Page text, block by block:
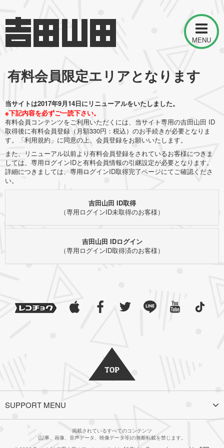
MENU
有料会員限定エリアとなります
当サイトは2017年9月14日にリニューアルをいたしました。
※下記内容を必ずご一読下さい。
有料会員コンテンツをご利用いただくには、当サイト専用の吉田山田 ID
取得後に有料会員登録（月額330円：税込）のお手続きが必要となりま
す。「利用規約」に同意の上、会員登録をお願いいたします。
また、リニューアル以前より有料会員登録をされているお客様につきま
しては、専用ログインIDと有料会員情報の引継設定が必要となります。
詳細につきましては、専用ログインID取得完了ページにてご確認くださ
い。
吉田山田 ID取得
（専用ログインID未取得のお客様）
吉田山田 IDログイン
（専用ログインID取得済のお客様）
SUPPORT MENU
掲載されているすべてのコンテンツ
(記事、画像、音声データ、映像データ等)の無断転載を禁じます。